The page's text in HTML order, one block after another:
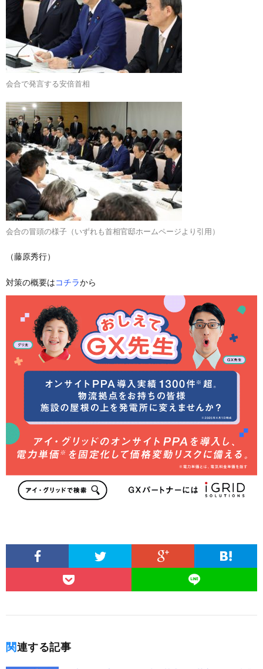
会合で発言する安倍首相
会合の冒頭の様子（いずれも首相官邸ホームページより引用）
（藤原秀行）
対策の概要はコチラから
関連する記事